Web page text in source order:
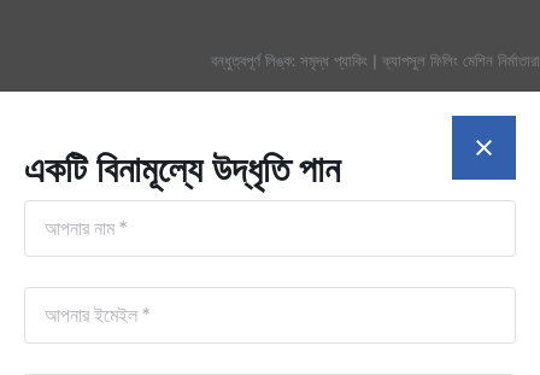
বন্ধুত্বপূর্ণ লিঙ্ক: সমৃদ্ধ প্যাকিং | ক্যাপসুল ফিলিং মেশিন নির্মাতারা
একটি বিনামূল্যে উদ্ধৃতি পান